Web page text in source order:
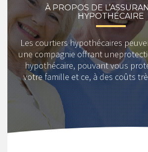
À PROPOS DE
HYPOTHÉCAIRE
Les courtiers hypothécaires
une compagnie offrant
hypothécaire, pouvant vous
votre famille et ce, à des coûts